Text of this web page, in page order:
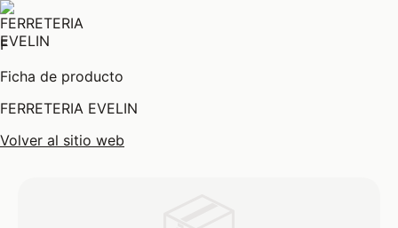
F
Ficha de producto
FERRETERIA EVELIN
Volver al sitio web